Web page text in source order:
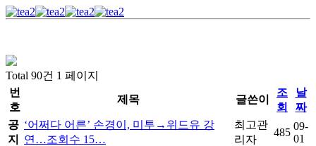
Total 90건 1 페이지
번
호
제목 글쓴이
조
회
날
짜
공
지
‘어쩌다 어른’ 손경이, 미투→위드유 강
연…조회수 15…
최고관
리자
485
09-
01